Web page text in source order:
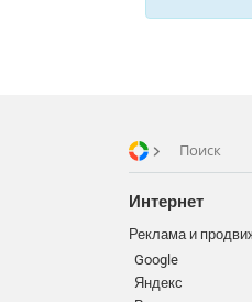
Поиск
Интернет
Реклама и
Google
Яндекс